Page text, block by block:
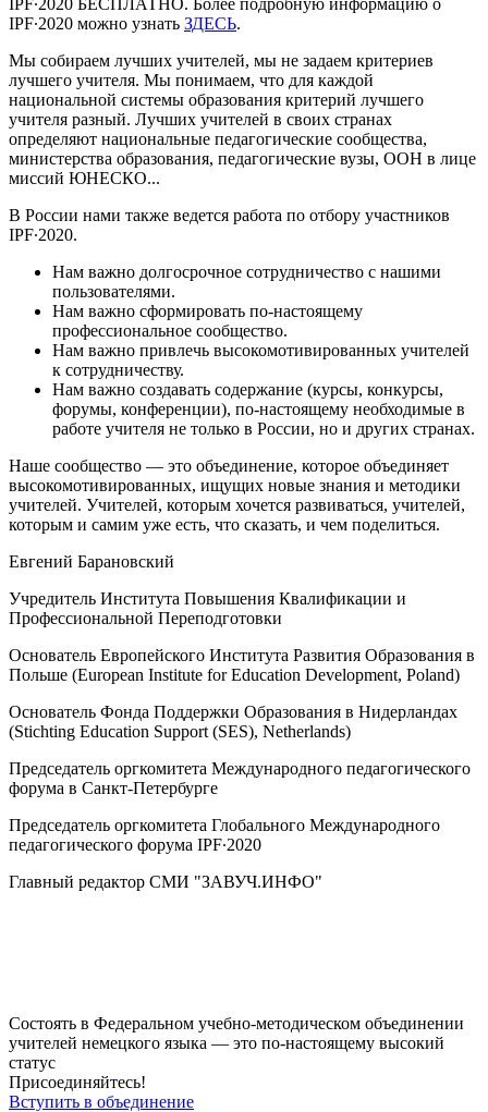
IPF∙2020 можно узнать ЗДЕСЬ.
Мы собираем лучших учителей, мы не задаем критериев
лучшего учителя. Мы понимаем, что для каждой
национальной системы образования критерий лучшего
учителя разный. Лучших учителей в своих странах
определяют национальные педагогические сообщества,
министерства образования, педагогические вузы, ООН в лице
миссий ЮНЕСКО...
В России нами также ведется работа по отбору участников
IPF∙2020.
Нам важно долгосрочное сотрудничество с нашими
пользователями.
Нам важно сформировать по-настоящему
профессиональное сообщество.
Нам важно привлечь высокомотивированных учителей
к сотрудничеству.
Нам важно создавать содержание (курсы, конкурсы,
форумы, конференции), по-настоящему необходимые в
работе учителя не только в России, но и других странах.
Наше сообщество — это объединение, которое объединяет
высокомотивированных, ищущих новые знания и методики
учителей. Учителей, которым хочется развиваться, учителей,
которым и самим уже есть, что сказать, и чем поделиться.
Евгений Барановский
Учредитель Института Повышения Квалификации и
Профессиональной Переподготовки
Основатель Европейского Института Развития Образования в
Польше (European Institute for Education Development, Poland)
Основатель Фонда Поддержки Образования в Нидерландах
(Stichting Education Support (SES), Netherlands)
Председатель оргкомитета Международного педагогического
форума в Санкт-Петербурге
Председатель оргкомитета Глобального Международного
педагогического форума IPF∙2020
Главный редактор СМИ "ЗАВУЧ.ИНФО"
Состоять в Федеральном учебно-методическом объединении
учителей немецкого языка — это по-настоящему высокий
статус
Присоединяйтесь!
Вступить в объединение